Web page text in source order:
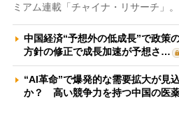
ミアム連載「チャイナ・リサーチ」
中国経済“予想外の低成長”で政
方針の修正で成長加速が予想さ…
“AI革命”で爆発的な需要拡大が見
か？ 高い競争力を持つ中国の医